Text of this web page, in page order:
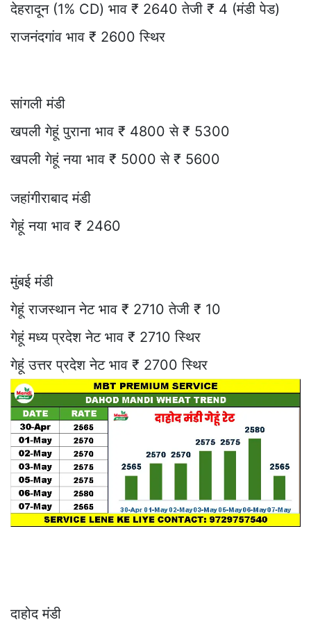
देहरादून (1% CD) भाव ₹ 2640 तेजी ₹ 4 (मंडी पेड)
राजनंदगांव भाव ₹ 2600 स्थिर
सांगली मंडी
खपली गेहूं पुराना भाव ₹ 4800 से ₹ 5300
खपली गेहूं नया भाव ₹ 5000 से ₹ 5600
जहांगीराबाद मंडी
गेहूं नया भाव ₹ 2460
मुंबई मंडी
गेहूं राजस्थान नेट भाव ₹ 2710 तेजी ₹ 10
गेहूं मध्य प्रदेश नेट भाव ₹ 2710 स्थिर
गेहूं उत्तर प्रदेश नेट भाव ₹ 2700 स्थिर
दाहोद मंडी